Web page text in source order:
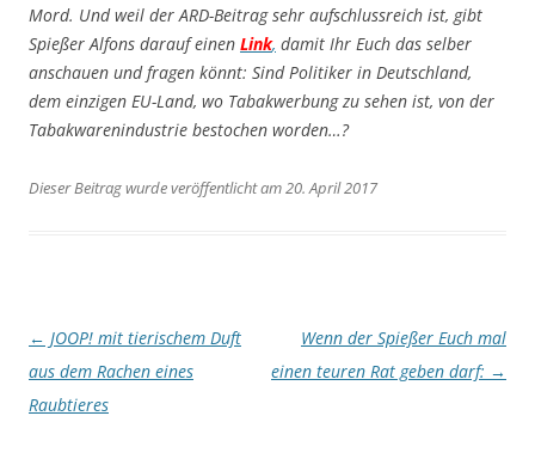
Mord. Und weil der ARD-Beitrag sehr aufschlussreich ist, gibt
Spießer Alfons darauf einen Link, damit Ihr Euch das selber
anschauen und fragen könnt: Sind Politiker in Deutschland,
dem einzigen EU-Land, wo Tabakwerbung zu sehen ist, von der
Tabakwarenindustrie bestochen worden…?
Dieser Beitrag wurde veröffentlicht am 20. April 2017
Artikel-
Navigation
← JOOP! mit tierischem Duft
aus dem Rachen eines
Raubtieres
Wenn der Spießer Euch mal
einen teuren Rat geben darf: →